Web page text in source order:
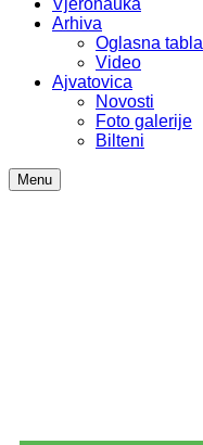
Vjeronauka
Arhiva
Oglasna tabla
Video
Ajvatovica
Novosti
Foto galerije
Bilteni
Menu